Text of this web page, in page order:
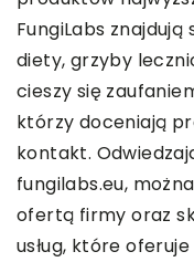
FungiLabs
diety, grzyby
cieszy się
którzy doceniają
kontakt.
fungilabs.eu,
ofertą firmy oraz
usług, które oferuje